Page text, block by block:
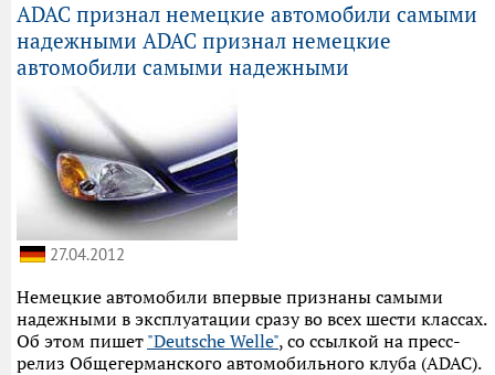
ADAC признал немецкие автомобили самыми
надежными ADAC признал немецкие
автомобили самыми надежными
27.04.2012
Немецкие автомобили впервые признаны самыми
надежными в эксплуатации сразу во всех шести классах.
Об этом пишет "Deutsche Welle", со ссылкой на пресс-
релиз Общегерманского автомобильного клуба (ADAC).